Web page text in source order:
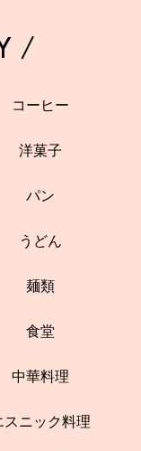
/
コーヒー
洋菓子
パン
うどん
麺類
食堂
中華料理
スニック料理